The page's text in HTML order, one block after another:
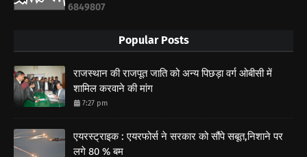
6849807
Popular Posts
राजस्थान की राजपूत जाति को अन्य पिछड़ा वर्ग ओबीसी में
शामिल करवाने की मांग
7:27 pm
एयरस्ट्राइक : एयरफोर्स ने सरकार को सौंपे सबूत,निशाने पर
लगे 80 % बम